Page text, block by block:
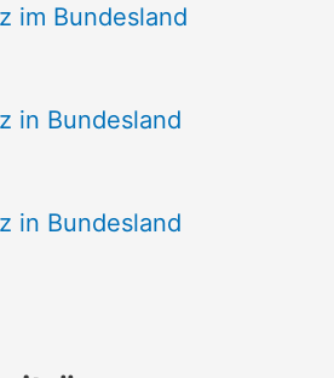
im Bundesland
in Bundesland
in Bundesland